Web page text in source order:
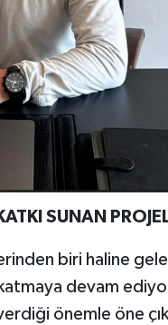
SUNAN
biri haline
devam
önemle öne